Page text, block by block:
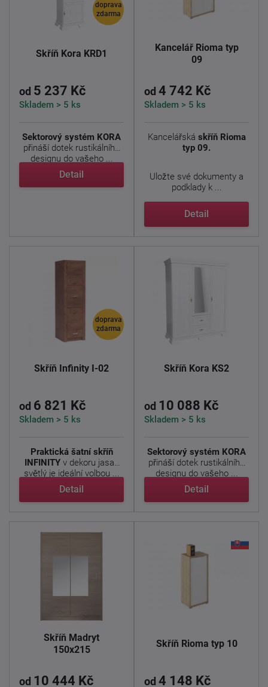
doprava
zdarma
Skříň Kora KRD1
od 5 237 Kč
Skladem > 5 ks
Sektorový systém KORA
přináší dotek rustikálního
designu do vašeho ...
Detail
Kancelář Rioma typ
09
od 4 742 Kč
Skladem > 5 ks
Kancelářská skříň Rioma
typ 09.
Uložte své dokumenty a
podklady k ...
Detail
doprava
zdarma
Skříň Infinity I-02
od 6 821 Kč
Skladem > 5 ks
Praktická šatní skříň
INFINITYv dekoru jasan
světlý je ideální volbou ...
Detail
Skříň Kora KS2
od 10 088 Kč
Skladem > 5 ks
Sektorový systém KORA
přináší dotek rustikálního
designu do vašeho ...
Detail
Skříň Madryt
150x215
od 10 444 Kč
Skříň Rioma typ 10
od 4 148 Kč